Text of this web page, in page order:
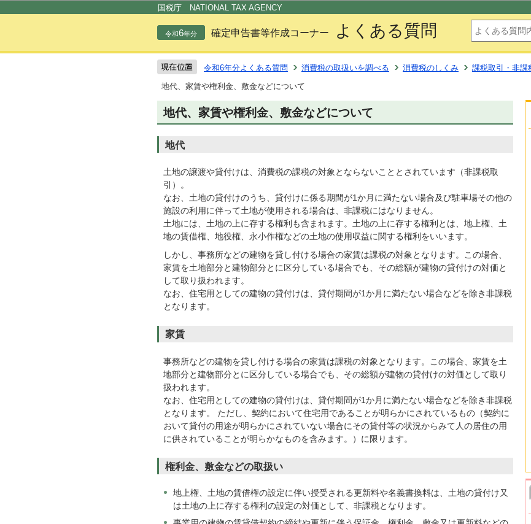
国税庁 NATIONAL TAX AGENCY
令和6年分 確定申告書等作成コーナー よくある質問
令和6年分よくある質問 消費税の取扱いを調べる 消費税のしくみ
課税取引・非課
地代、家賃や権利金、敷金などについて
地代、家賃や権利金、敷金などについて
地代
土地の譲渡や貸付けは、消費税の課税の対象とならないこととされています（非課税取
引）。
なお、土地の貸付けのうち、貸付けに係る期間が1か月に満たない場合及び駐車場その他の
施設の利用に伴って土地が使用される場合は、非課税にはなりません。
土地には、土地の上に存する権利も含まれます。土地の上に存する権利とは、地上権、土
地の賃借権、地役権、永小作権などの土地の使用収益に関する権利をいいます。
しかし、事務所などの建物を貸し付ける場合の家賃は課税の対象となります。この場合、
家賃を土地部分と建物部分とに区分している場合でも、その総額が建物の貸付けの対価と
して取り扱われます。
なお、住宅用としての建物の貸付けは、貸付期間が1か月に満たない場合などを除き非課税
となります。
家賃
事務所などの建物を貸し付ける場合の家賃は課税の対象となります。この場合、家賃を土
地部分と建物部分とに区分している場合でも、その総額が建物の貸付けの対価として取り
扱われます。
なお、住宅用としての建物の貸付けは、貸付期間が1か月に満たない場合などを除き非課税
となります。 ただし、契約において住宅用であることが明らかにされているもの（契約に
おいて貸付の用途が明らかにされていない場合にその貸付等の状況からみて人の居住の用
に供されていることが明らかなものを含みます。）に限ります。
権利金、敷金などの取扱い
地上権、土地の賃借権の設定に伴い授受される更新料や名義書換料は、土地の貸付け又
は土地の上に存する権利の設定の対価として、非課税となります。